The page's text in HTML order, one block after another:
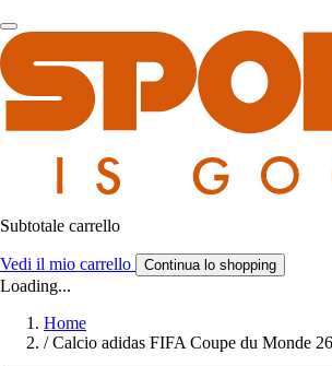
Subtotale carrello
Vedi il mio carrello Continua lo shopping
Loading...
Home
/ Calcio adidas FIFA Coupe du Monde